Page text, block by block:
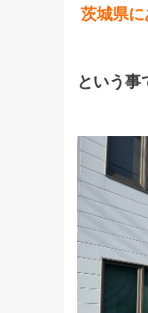
茨城県
という事